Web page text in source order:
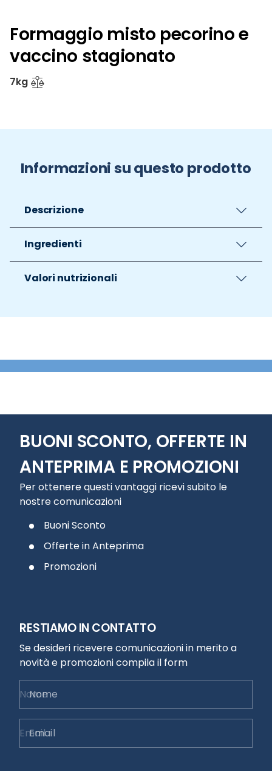
Formaggio misto pecorino e
vaccino stagionato
7kg
Informazioni su questo prodotto
Descrizione
Ingredienti
Valori nutrizionali
BUONI SCONTO, OFFERTE IN
ANTEPRIMA E PROMOZIONI
Per ottenere questi vantaggi ricevi subito le
nostre comunicazioni
Buoni Sconto
Offerte in Anteprima
Promozioni
RESTIAMO IN CONTATTO
Se desideri ricevere comunicazioni in merito a
novità e promozioni compila il form
Nome
Email